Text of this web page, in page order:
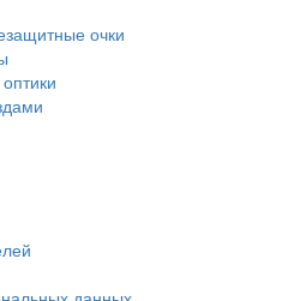
очки